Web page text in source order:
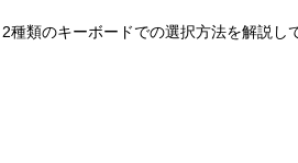
2種類のキーボードでの選択方法を解説